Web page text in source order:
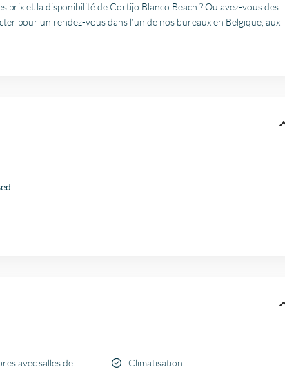
prix et la disponibilité de Cortijo Blanco Beach ? Ou avez-vous des
pour un rendez-vous dans l’un de nos bureaux en Belgique, aux
avec salles de
Climatisation